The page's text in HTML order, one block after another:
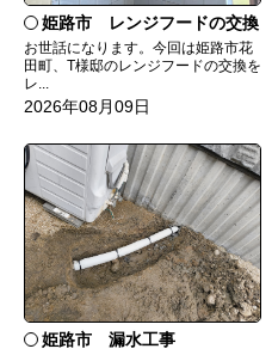
姫路市 レンジフードの交換
お世話になります。今回は姫路市花
田町、T様邸のレンジフードの交換を
レ...
2026年08月09日
姫路市 漏水工事